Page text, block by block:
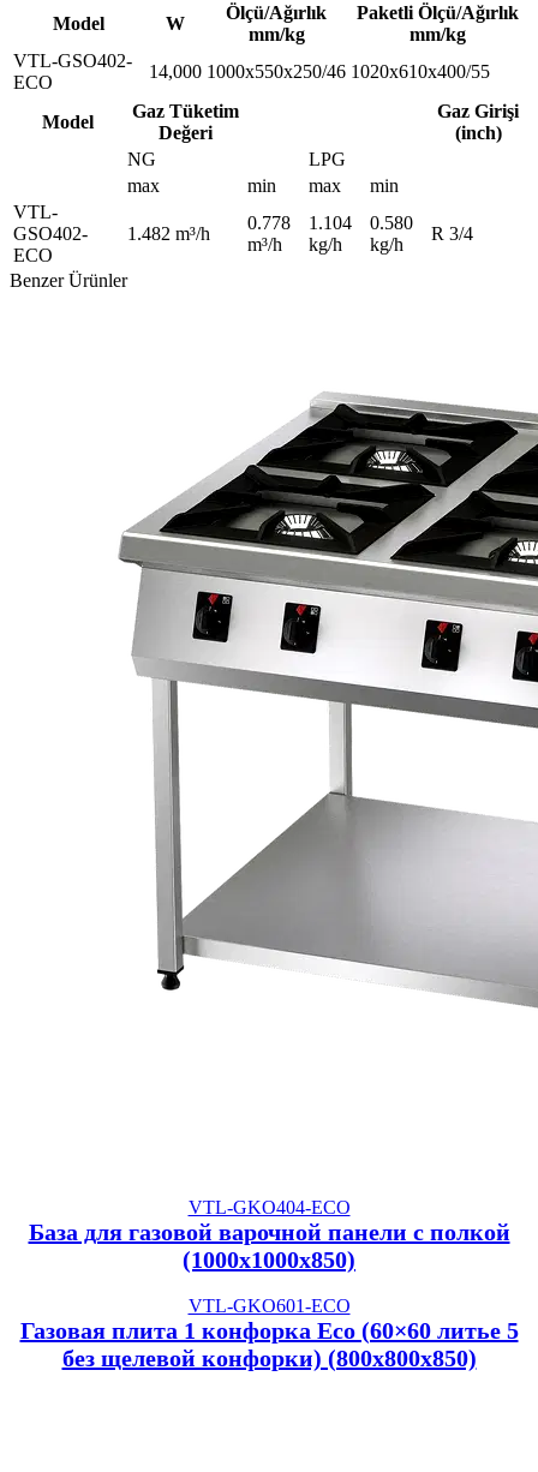
Model
W
Ölçü/Ağırlık
mm/kg
Paketli Ölçü/Ağırlık
mm/kg
VTL-GSO402-
ECO
14,000 1000x550x250/46 1020x610x400/55
Model
Gaz Tüketim
Değeri
Gaz Girişi
(inch)
NG
LPG
max
min max
min
VTL-
GSO402-
ECO
1.482 m³/h
0.778
m³/h
1.104
kg/h
0.580
kg/h
R 3/4
Benzer Ürünler
VTL-GKO404-ECO
База для газовой варочной панели с полкой
(1000x1000x850)
VTL-GKO601-ECO
Газовая плита 1 конфорка Eco (60×60 литье 5
без щелевой конфорки) (800x800x850)